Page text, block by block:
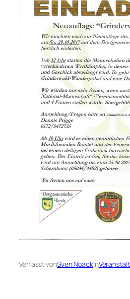
Verfasst vonSven Noackin